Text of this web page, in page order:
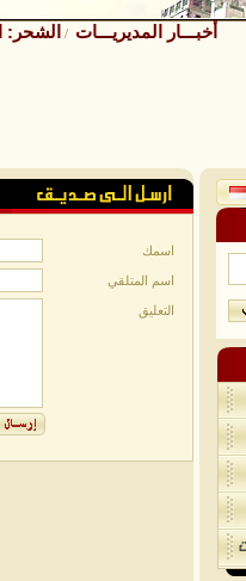
أخبـــار المديريـــات / الشحر:
اسمك
اسم المتلقي
التعليق